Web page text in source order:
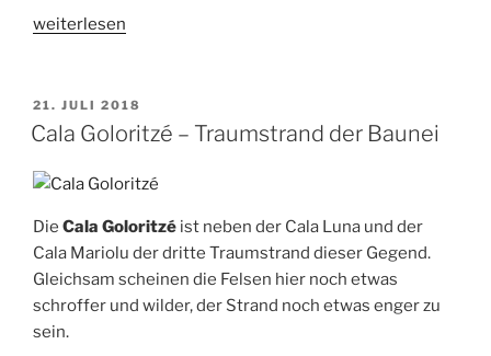
„Spiagga
Giovanni
–
Strand
Muravera“
weiterlesen
VERÖFFENTLICHT
AM
21. JULI 2018
Cala Goloritzé – Traumstrand der Baunei
Die Cala Goloritzé ist neben der Cala Luna und der
Cala Mariolu der dritte Traumstrand dieser Gegend.
Gleichsam scheinen die Felsen hier noch etwas
schroffer und wilder, der Strand noch etwas enger zu
sein.